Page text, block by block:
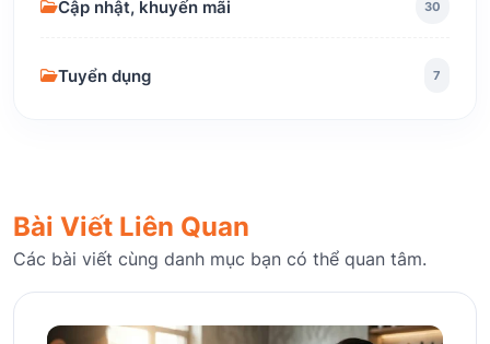
Cập nhật, khuyến mãi 30
Tuyển dụng 7
Bài Viết Liên Quan
Các bài viết cùng danh mục bạn có thể quan tâm.